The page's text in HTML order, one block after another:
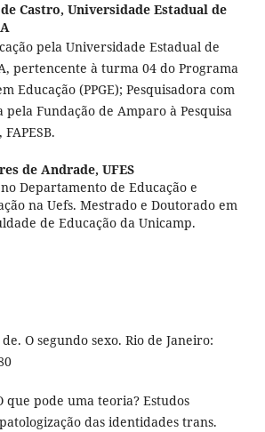
Castro, Universidade Estadual de
pela Universidade Estadual de
pertencente à turma 04 do Programa
Educação (PPGE); Pesquisadora com
pela Fundação de Amparo à Pesquisa
de Andrade, UFES
Departamento de Educação e
na Uefs. Mestrado e Doutorado em
de Educação da Unicamp.
O segundo sexo. Rio de Janeiro:
que pode uma teoria? Estudos
das identidades trans.